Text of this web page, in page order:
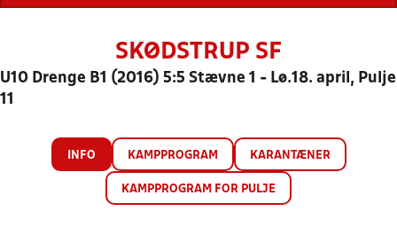
SKØDSTRUP SF
U10 Drenge B1 (2016) 5:5 Stævne 1 - Lø.18. april, Pulje
11
INFO KAMPPROGRAM KARANTÆNER
KAMPPROGRAM FOR PULJE